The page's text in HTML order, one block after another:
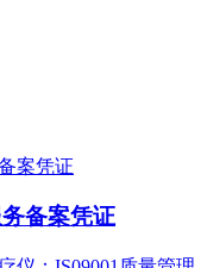
备案凭证